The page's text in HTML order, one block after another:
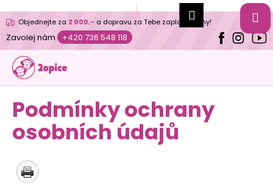
Přejít
na
obsah
Objednejte za 2 000,- a dopravu za Tebe zaplatíme my!
Zavolej nám +420 736 548 118
HledatPřihlášení
Nákupní
košík
Podmínky ochrany
osobních údajů
K
o
š
í
Zpět
Zpět
N
e
b
o
j
,
p
o